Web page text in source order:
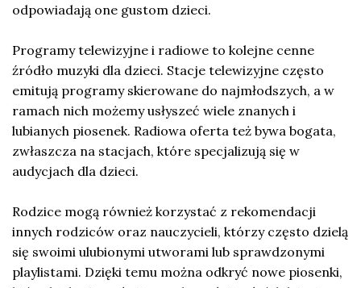
odpowiadają one gustom dzieci.
Programy telewizyjne i radiowe to kolejne cenne
źródło muzyki dla dzieci. Stacje telewizyjne często
emitują programy skierowane do najmłodszych, a w
ramach nich możemy usłyszeć wiele znanych i
lubianych piosenek. Radiowa oferta też bywa bogata,
zwłaszcza na stacjach, które specjalizują się w
audycjach dla dzieci.
Rodzice mogą również korzystać z rekomendacji
innych rodziców oraz nauczycieli, którzy często dzielą
się swoimi ulubionymi utworami lub sprawdzonymi
playlistami. Dzięki temu można odkryć nowe piosenki,